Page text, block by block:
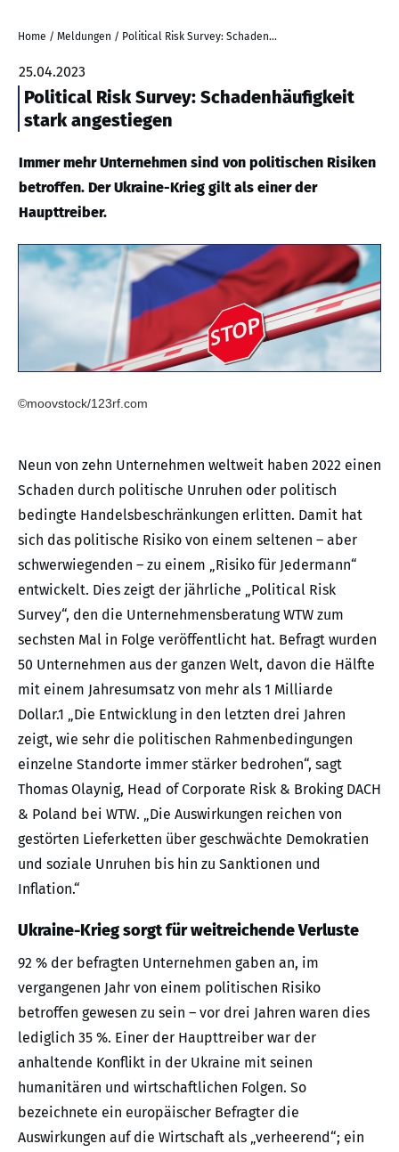
Home / Meldungen / Political Risk Survey: Schadenhäufigkeit stark angestiegen
25.04.2023
Political Risk Survey: Schadenhäufigkeit
stark angestiegen
Immer mehr Unternehmen sind von politischen Risiken
betroffen. Der Ukraine-Krieg gilt als einer der
Haupttreiber.
©moovstock/123rf.com
Neun von zehn Unternehmen weltweit haben 2022 einen
Schaden durch politische Unruhen oder politisch
bedingte Handelsbeschränkungen erlitten. Damit hat
sich das politische Risiko von einem seltenen – aber
schwerwiegenden – zu einem „Risiko für Jedermann“
entwickelt. Dies zeigt der jährliche „Political Risk
Survey“, den die Unternehmensberatung WTW zum
sechsten Mal in Folge veröffentlicht hat. Befragt wurden
50 Unternehmen aus der ganzen Welt, davon die Hälfte
mit einem Jahresumsatz von mehr als 1 Milliarde
Dollar.1 „Die Entwicklung in den letzten drei Jahren
zeigt, wie sehr die politischen Rahmenbedingungen
einzelne Standorte immer stärker bedrohen“, sagt
Thomas Olaynig, Head of Corporate Risk & Broking DACH
& Poland bei WTW. „Die Auswirkungen reichen von
gestörten Lieferketten über geschwächte Demokratien
und soziale Unruhen bis hin zu Sanktionen und
Inflation.“
Ukraine-Krieg sorgt für weitreichende Verluste
92 % der befragten Unternehmen gaben an, im
vergangenen Jahr von einem politischen Risiko
betroffen gewesen zu sein – vor drei Jahren waren dies
lediglich 35 %. Einer der Haupttreiber war der
anhaltende Konflikt in der Ukraine mit seinen
humanitären und wirtschaftlichen Folgen. So
bezeichnete ein europäischer Befragter die
Auswirkungen auf die Wirtschaft als „verheerend“; ein